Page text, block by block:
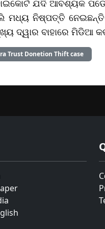
ଯଦି ଆବଶ୍ୟକ
ମଧ୍ୟ ନିଷ୍ପତ୍ତି
ଦ୍ୱାର ବାହାରେ ମିଡିଆ
Trust Donetion Thift case